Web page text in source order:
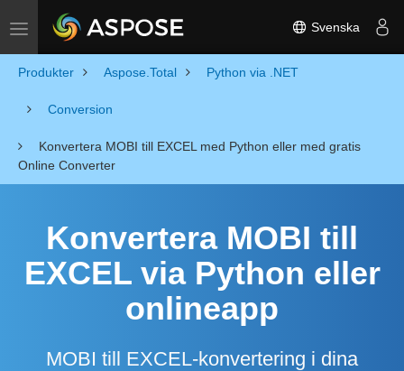
Toggle navigation Svenska
Produkter Aspose.Total Python via .NET
Conversion
Konvertera MOBI till EXCEL med Python eller med gratis
Online Converter
Konvertera MOBI till
EXCEL via Python eller
onlineapp
MOBI till EXCEL-konvertering i dina